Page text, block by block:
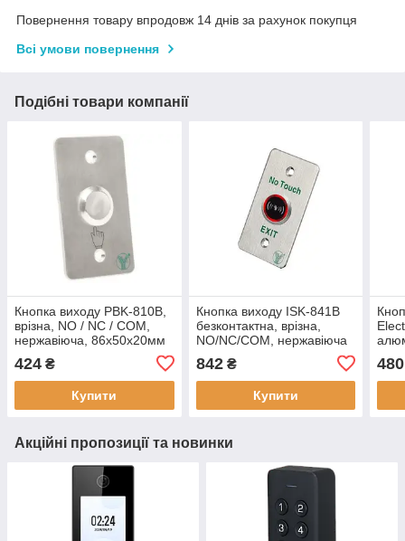
Повернення товару впродовж 14 днів за рахунок покупця
Всі умови повернення
Подібні товари компанії
Кнопка виходу PBK-810B,
врізна, NO / NC / COM,
нержавіюча, 86х50х20мм
424 ₴
Купити
Кнопка виходу ISK-841B
безконтактна, врізна,
NO/NC/COM, нержавіюча
підсвічування, DC 12V,
розміри 86х50х37.7мм
842₴
Купити
3А,
480
Акційні пропозиції та новинки